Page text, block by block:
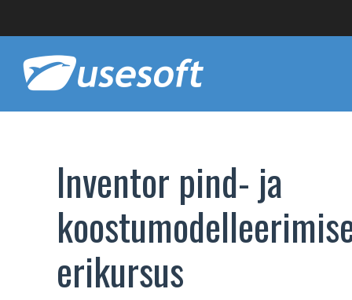
Inventor pind- ja
erikursus